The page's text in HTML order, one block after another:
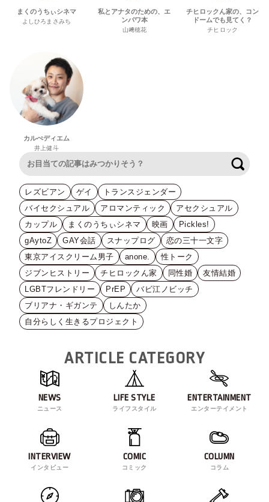
まくのうちぃシネマ
よしひろまさみち
私とアナタのための、エ
ンパワ本
山﨑穂花
チヒロックん家の、コン
ドームでも見てく？
チヒロック
カルぺディエム
井上健斗
レズビアン ゲイ
トランスジェンダー
バイセクシュアル
アロマンティック
アセクシュアル
カップル
まくのうちぃシネマ 映画
Pickles!
gAytoZ
GAY会話 スナップログ
恋の三十一文字
東京アイスクリーム男子
anone.
性トーク
ジブンヒストリー
チヒロックん家 同性婚
友情結婚
LGBTフレンドリー
PrEP
バビ江ノビッチ
ブリアナ・ギガンテ
しんたか
自分らしく生きるプロジェクト
ARTICLE CATEGORY
NEWS
ニュース
LIFE STYLE
ライフスタイル
ENTERTAINMENT
エンターテイメント
INTERVIEW
インタビュー
COMIC
コミック
COLUMN
コラム